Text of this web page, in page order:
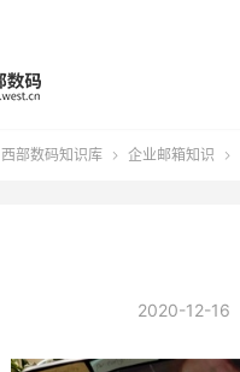
西部数码知识库  企业邮箱知识 
2020-12-16